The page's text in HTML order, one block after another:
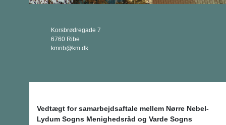
Korsbrødregade 7
6760 Ribe
kmrib@km.dk
Vedtægt for samarbejdsaftale mellem Nørre Nebel-
Lydum Sogns Menighedsråd og Varde Sogns